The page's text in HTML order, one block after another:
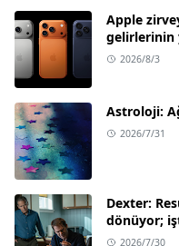
Apple
gelirlerinin
2026/8/3
Astroloji:
2026/7/31
Dexter:
dönüyor;
2026/7/30